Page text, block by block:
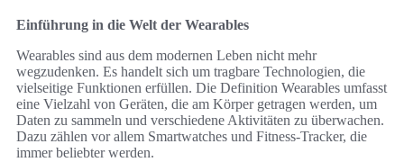
Einführung in die Welt der Wearables
Wearables sind aus dem modernen Leben nicht mehr
wegzudenken. Es handelt sich um tragbare Technologien, die
vielseitige Funktionen erfüllen. Die Definition Wearables umfasst
eine Vielzahl von Geräten, die am Körper getragen werden, um
Daten zu sammeln und verschiedene Aktivitäten zu überwachen.
Dazu zählen vor allem Smartwatches und Fitness-Tracker, die
immer beliebter werden.